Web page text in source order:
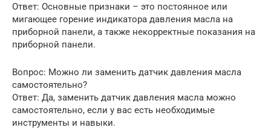
Ответ: Основные признаки – это постоянное или
мигающее горение индикатора давления масла на
приборной панели, а также некорректные показания на
приборной панели.
Вопрос: Можно ли заменить датчик давления масла
самостоятельно?
Ответ: Да, заменить датчик давления масла можно
самостоятельно, если у вас есть необходимые
инструменты и навыки.